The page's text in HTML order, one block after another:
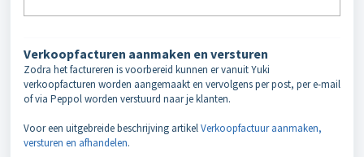
Verkoopfacturen aanmaken en versturen
Zodra het factureren is voorbereid kunnen er vanuit Yuki
verkoopfacturen worden aangemaakt en vervolgens per post, per e-mail
of via Peppol worden verstuurd naar je klanten.
Voor een uitgebreide beschrijving artikelVerkoopfactuur aanmaken,
versturen en afhandelen.